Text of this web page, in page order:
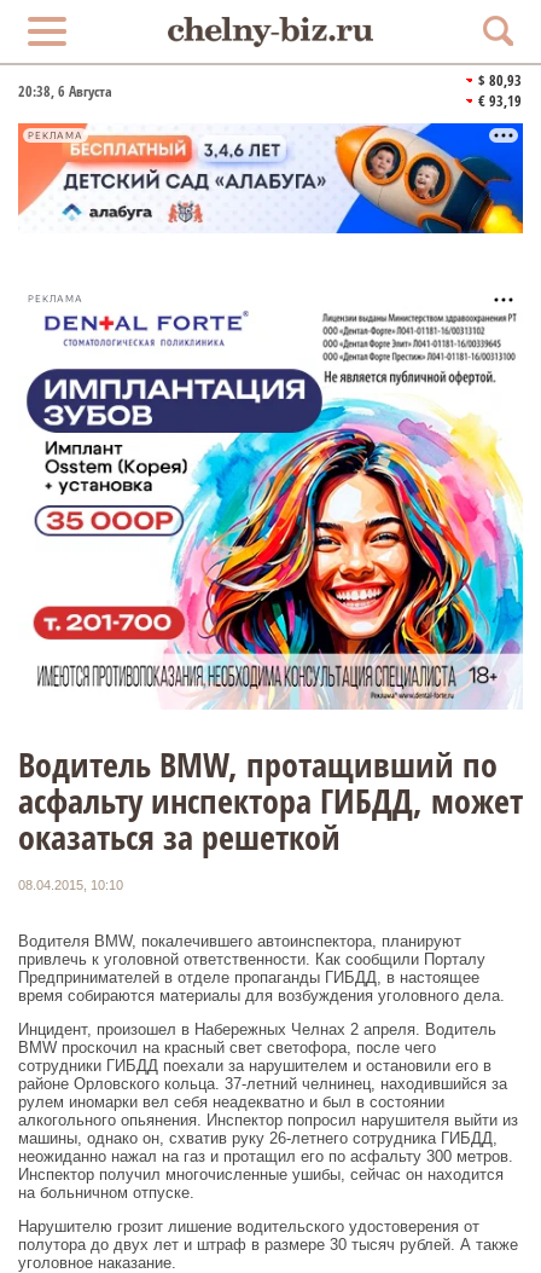
20:38, 6 Августа
$ 80,93
€ 93,19
РЕКЛАМА
РЕКЛАМА
Водитель BMW, протащивший по
асфальту инспектора ГИБДД, может
оказаться за решеткой
08.04.2015, 10:10
Водителя BMW, покалечившего автоинспектора, планируют
привлечь к уголовной ответственности. Как сообщили Порталу
Предпринимателей в отделе пропаганды ГИБДД, в настоящее
время собираются материалы для возбуждения уголовного дела.
Инцидент, произошел в Набережных Челнах 2 апреля. Водитель
BMW проскочил на красный свет светофора, после чего
сотрудники ГИБДД поехали за нарушителем и остановили его в
районе Орловского кольца. 37-летний челнинец, находившийся за
рулем иномарки вел себя неадекватно и был в состоянии
алкогольного опьянения. Инспектор попросил нарушителя выйти из
машины, однако он, схватив руку 26-летнего сотрудника ГИБДД,
неожиданно нажал на газ и протащил его по асфальту 300 метров.
Инспектор получил многочисленные ушибы, сейчас он находится
на больничном отпуске.
Нарушителю грозит лишение водительского удостоверения от
полутора до двух лет и штраф в размере 30 тысяч рублей. А также
уголовное наказание.